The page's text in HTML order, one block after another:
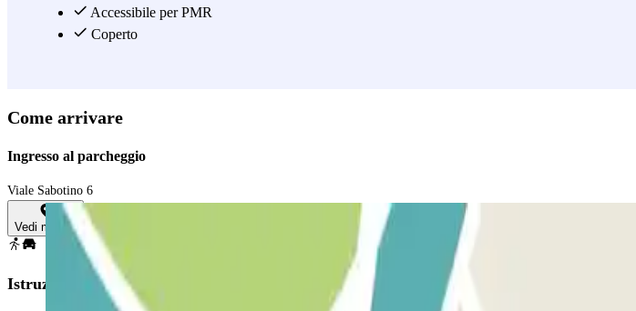
Accessibile per PMR
Coperto
Come arrivare
Ingresso al parcheggio
Viale Sabotino 6
Vedi mappa
Istruzioni